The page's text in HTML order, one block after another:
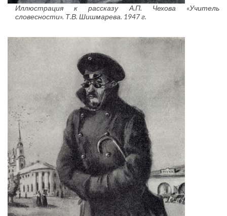
Иллюстрация к рассказу А.П. Чехова «Учитель
словесности». Т.В. Шишмарева. 1947 г.